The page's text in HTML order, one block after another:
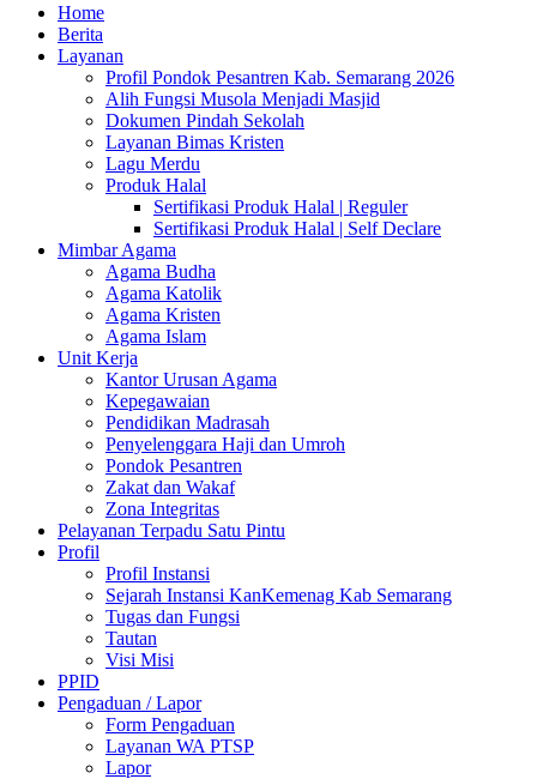
Home
Berita
Layanan
Profil Pondok Pesantren Kab. Semarang 2026
Alih Fungsi Musola Menjadi Masjid
Dokumen Pindah Sekolah
Layanan Bimas Kristen
Lagu Merdu
Produk Halal
Sertifikasi Produk Halal | Reguler
Sertifikasi Produk Halal | Self Declare
Mimbar Agama
Agama Budha
Agama Katolik
Agama Kristen
Agama Islam
Unit Kerja
Kantor Urusan Agama
Kepegawaian
Pendidikan Madrasah
Penyelenggara Haji dan Umroh
Pondok Pesantren
Zakat dan Wakaf
Zona Integritas
Pelayanan Terpadu Satu Pintu
Profil
Profil Instansi
Sejarah Instansi KanKemenag Kab Semarang
Tugas dan Fungsi
Tautan
Visi Misi
PPID
Pengaduan / Lapor
Form Pengaduan
Layanan WA PTSP
Lapor